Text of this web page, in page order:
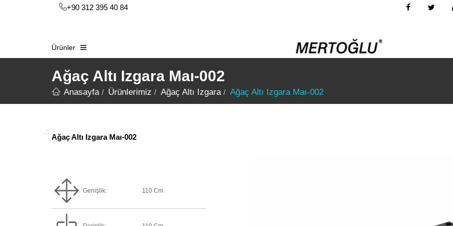
+90 312 395 40 84
Ürünler
Ağaç Altı Izgara Maı-002
Anasayfa Ürünlerimiz Ağaç Altı Izgara Ağaç Altı Izgara Maı-002
Ağaç Altı Izgara Maı-002
Genişlik: 110 Cm